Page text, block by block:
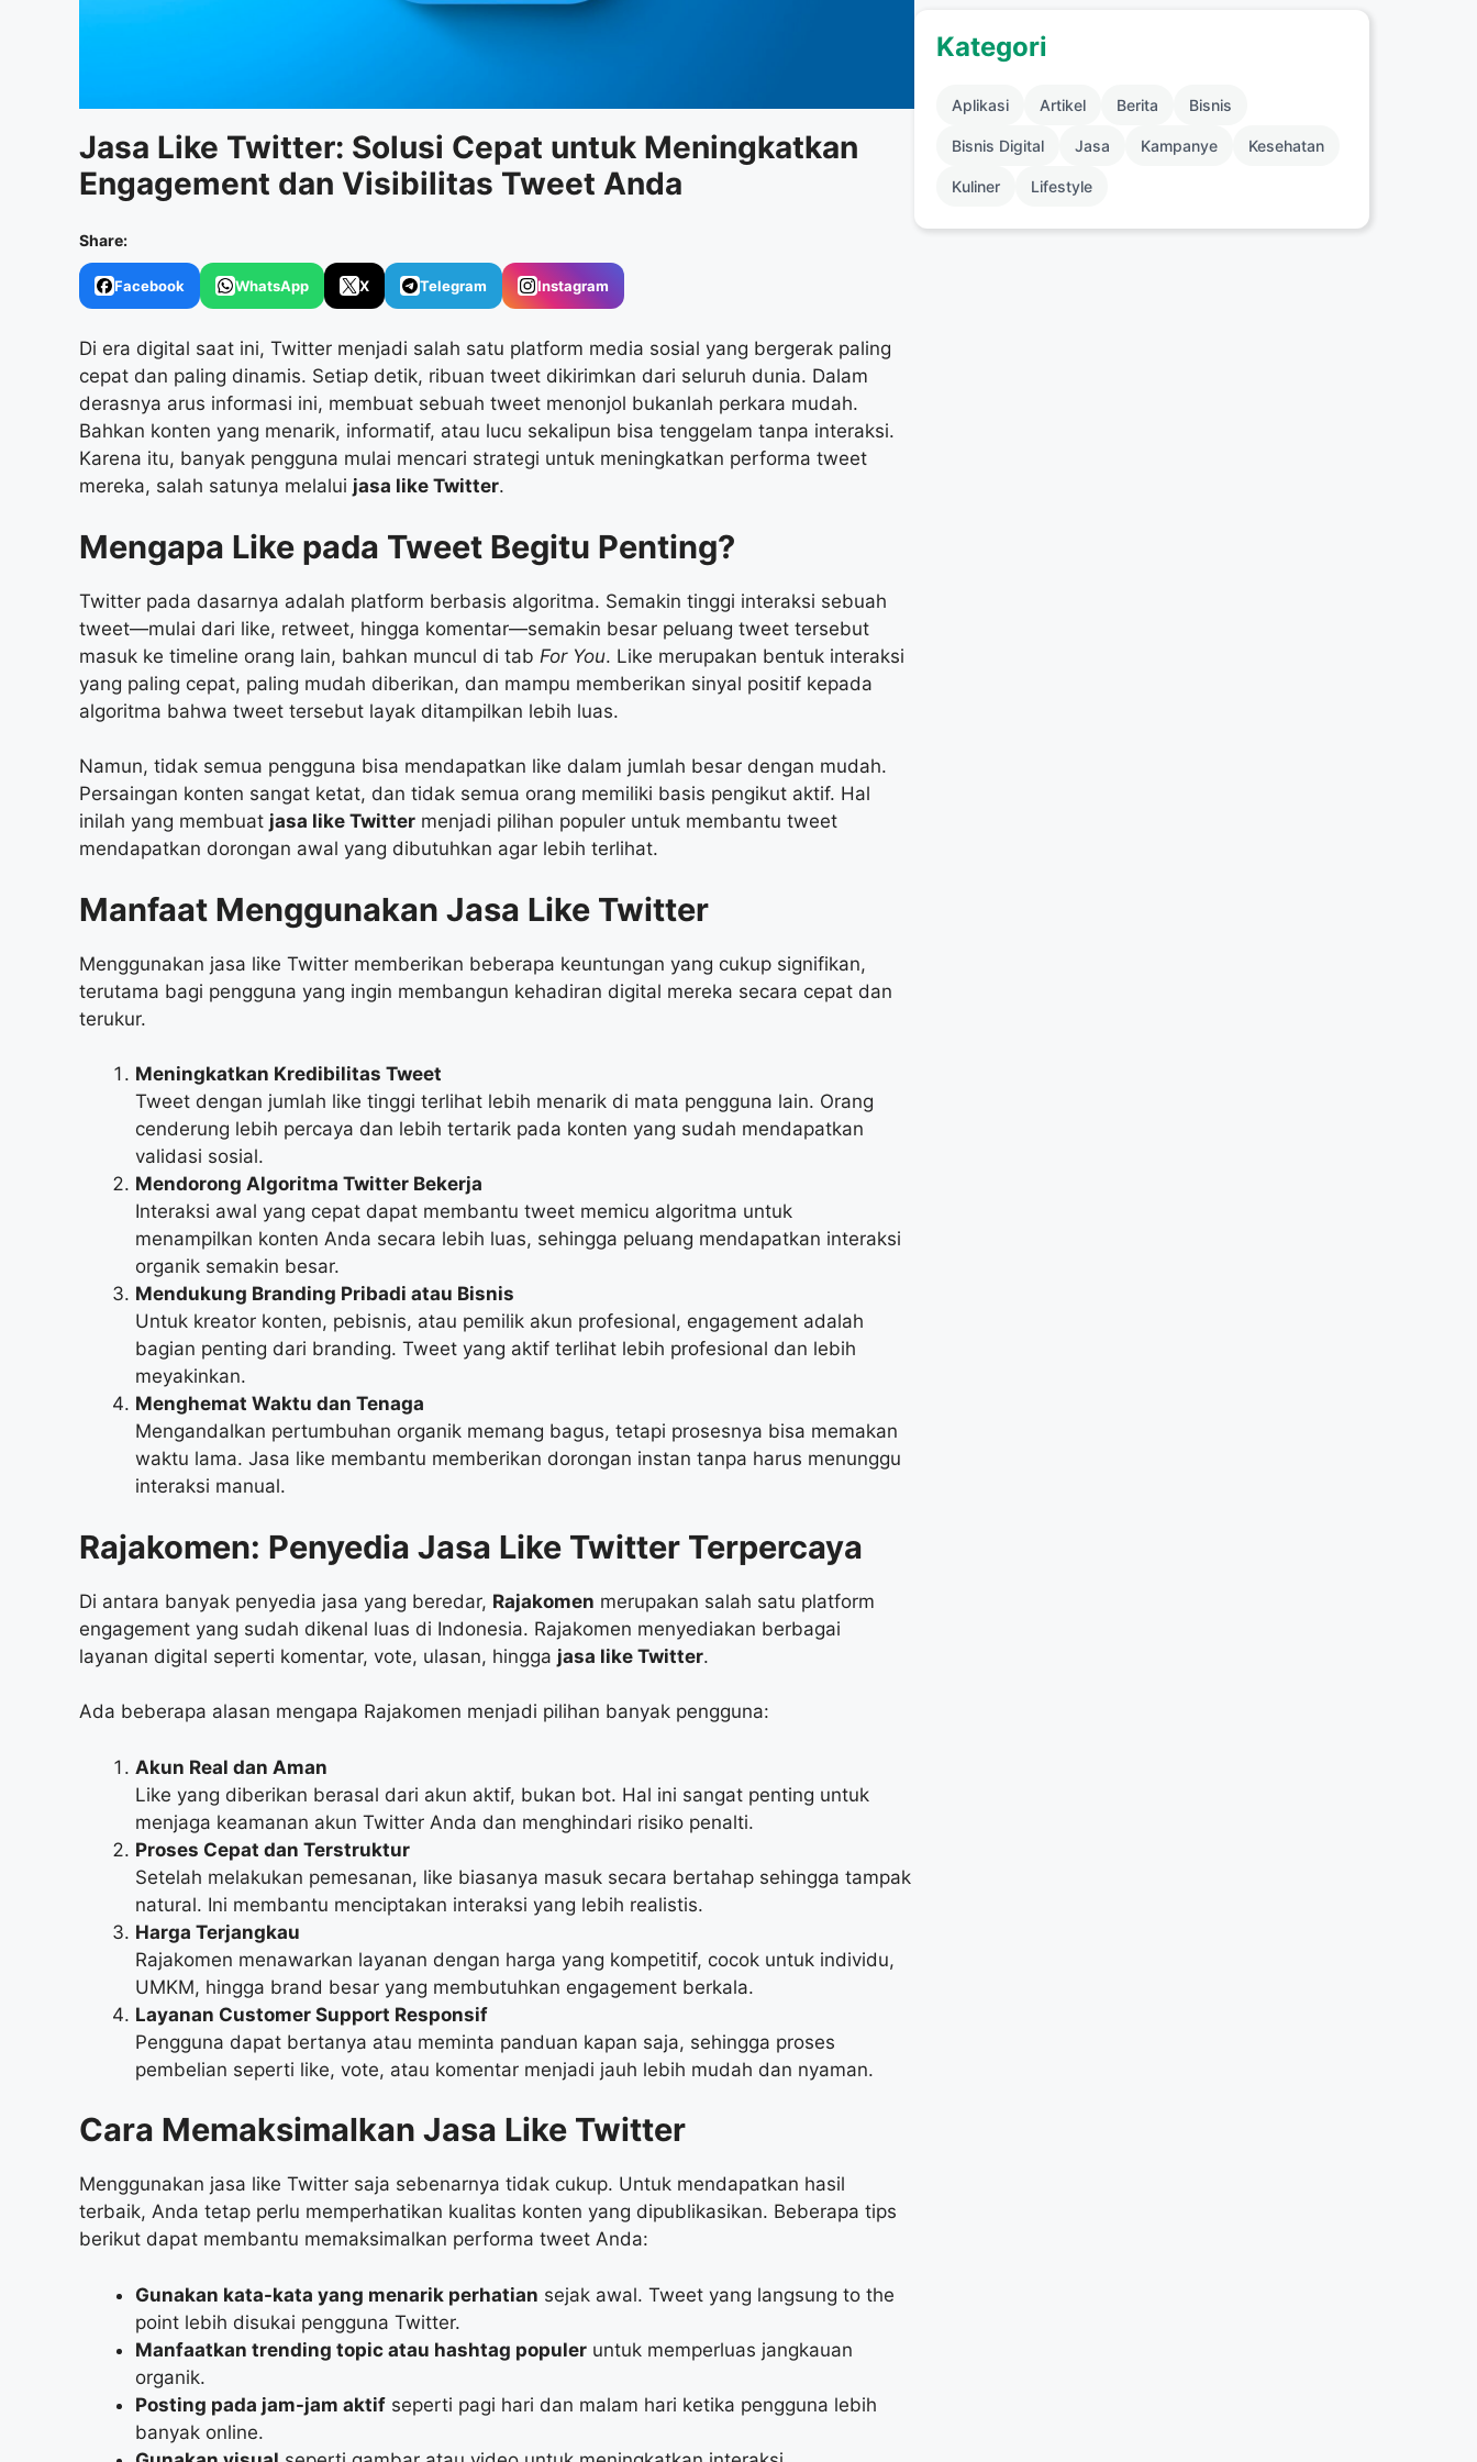
Jasa Like Twitter: Solusi Cepat untuk Meningkatkan
Engagement dan Visibilitas Tweet Anda
Share:
Facebook WhatsApp X Telegram Instagram
Di era digital saat ini, Twitter menjadi salah satu platform media sosial yang bergerak paling
cepat dan paling dinamis. Setiap detik, ribuan tweet dikirimkan dari seluruh dunia. Dalam
derasnya arus informasi ini, membuat sebuah tweet menonjol bukanlah perkara mudah.
Bahkan konten yang menarik, informatif, atau lucu sekalipun bisa tenggelam tanpa interaksi.
Karena itu, banyak pengguna mulai mencari strategi untuk meningkatkan performa tweet
mereka, salah satunya melalui jasa like Twitter.
Mengapa Like pada Tweet Begitu Penting?
Twitter pada dasarnya adalah platform berbasis algoritma. Semakin tinggi interaksi sebuah
tweet—mulai dari like, retweet, hingga komentar—semakin besar peluang tweet tersebut
masuk ke timeline orang lain, bahkan muncul di tab For You. Like merupakan bentuk interaksi
yang paling cepat, paling mudah diberikan, dan mampu memberikan sinyal positif kepada
algoritma bahwa tweet tersebut layak ditampilkan lebih luas.
Namun, tidak semua pengguna bisa mendapatkan like dalam jumlah besar dengan mudah.
Persaingan konten sangat ketat, dan tidak semua orang memiliki basis pengikut aktif. Hal
inilah yang membuat jasa like Twitter menjadi pilihan populer untuk membantu tweet
mendapatkan dorongan awal yang dibutuhkan agar lebih terlihat.
Manfaat Menggunakan Jasa Like Twitter
Menggunakan jasa like Twitter memberikan beberapa keuntungan yang cukup signifikan,
terutama bagi pengguna yang ingin membangun kehadiran digital mereka secara cepat dan
terukur.
Meningkatkan Kredibilitas Tweet
Tweet dengan jumlah like tinggi terlihat lebih menarik di mata pengguna lain. Orang
cenderung lebih percaya dan lebih tertarik pada konten yang sudah mendapatkan
validasi sosial.
Mendorong Algoritma Twitter Bekerja
Interaksi awal yang cepat dapat membantu tweet memicu algoritma untuk
menampilkan konten Anda secara lebih luas, sehingga peluang mendapatkan interaksi
organik semakin besar.
Mendukung Branding Pribadi atau Bisnis
Untuk kreator konten, pebisnis, atau pemilik akun profesional, engagement adalah
bagian penting dari branding. Tweet yang aktif terlihat lebih profesional dan lebih
meyakinkan.
Menghemat Waktu dan Tenaga
Mengandalkan pertumbuhan organik memang bagus, tetapi prosesnya bisa memakan
waktu lama. Jasa like membantu memberikan dorongan instan tanpa harus menunggu
interaksi manual.
Rajakomen: Penyedia Jasa Like Twitter Terpercaya
Di antara banyak penyedia jasa yang beredar, Rajakomen merupakan salah satu platform
engagement yang sudah dikenal luas di Indonesia. Rajakomen menyediakan berbagai
layanan digital seperti komentar, vote, ulasan, hingga jasa like Twitter.
Ada beberapa alasan mengapa Rajakomen menjadi pilihan banyak pengguna:
Akun Real dan Aman
Like yang diberikan berasal dari akun aktif, bukan bot. Hal ini sangat penting untuk
menjaga keamanan akun Twitter Anda dan menghindari risiko penalti.
Proses Cepat dan Terstruktur
Setelah melakukan pemesanan, like biasanya masuk secara bertahap sehingga tampak
natural. Ini membantu menciptakan interaksi yang lebih realistis.
Harga Terjangkau
Rajakomen menawarkan layanan dengan harga yang kompetitif, cocok untuk individu,
UMKM, hingga brand besar yang membutuhkan engagement berkala.
Layanan Customer Support Responsif
Pengguna dapat bertanya atau meminta panduan kapan saja, sehingga proses
pembelian seperti like, vote, atau komentar menjadi jauh lebih mudah dan nyaman.
Cara Memaksimalkan Jasa Like Twitter
Menggunakan jasa like Twitter saja sebenarnya tidak cukup. Untuk mendapatkan hasil
terbaik, Anda tetap perlu memperhatikan kualitas konten yang dipublikasikan. Beberapa tips
berikut dapat membantu memaksimalkan performa tweet Anda:
Gunakan kata-kata yang menarik perhatian sejak awal. Tweet yang langsung to the
point lebih disukai pengguna Twitter.
Manfaatkan trending topic atau hashtag populer untuk memperluas jangkauan
organik.
Posting pada jam-jam aktif seperti pagi hari dan malam hari ketika pengguna lebih
banyak online.
Kategori
Aplikasi Artikel Berita Bisnis
Bisnis Digital Jasa Kampanye Kesehatan
Kuliner Lifestyle